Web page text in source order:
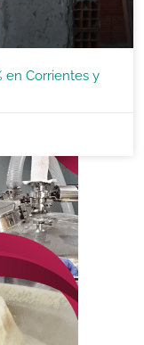
en Corrientes y